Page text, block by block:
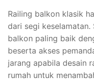
Pengecoran
Alat Fitness
Railing balkon klasik
dari segi keselamatan.
balkon paling baik
beserta akses
jarang apabila desain
rumah untuk